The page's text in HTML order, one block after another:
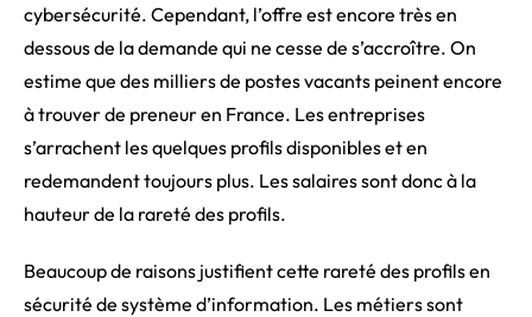
cybersécurité. Cependant, l’offre est encore très en
dessous de la demande qui ne cesse de s’accroître. On
estime que des milliers de postes vacants peinent encore
à trouver de preneur en France. Les entreprises
s’arrachent les quelques profils disponibles et en
redemandent toujours plus. Les salaires sont donc à la
hauteur de la rareté des profils.
Beaucoup de raisons justifient cette rareté des profils en
sécurité de système d’information. Les métiers sont